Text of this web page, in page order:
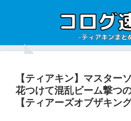
【ティアキン】マスター
花つけて混乱ビーム撃つ
【ティアーズオブザキン